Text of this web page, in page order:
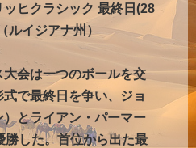
ヒクラシック 最終日(28
イジアナ州）
会は一つのボールを交
で最終日を争い、ジョ
とライアン・パーマー
勝した。首位から出た最